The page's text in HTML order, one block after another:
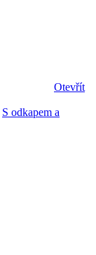
Otevřít
S odkapem a